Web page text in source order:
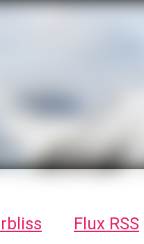
Blog
genre par Tykayn
Flux RSS